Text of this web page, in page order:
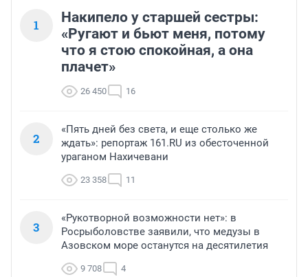
1
Накипело у старшей сестры:
«Ругают и бьют меня, потому
что я стою спокойная, а она
плачет»
26 450 16
2
«Пять дней без света, и еще столько же
ждать»: репортаж 161.RU из обесточенной
ураганом Нахичевани
23 358 11
3
«Рукотворной возможности нет»: в
Росрыболовстве заявили, что медузы в
Азовском море останутся на десятилетия
9 708 4